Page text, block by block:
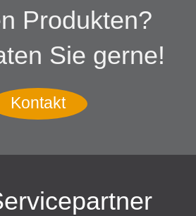
Produkten?
Sie gerne!
Kontakt